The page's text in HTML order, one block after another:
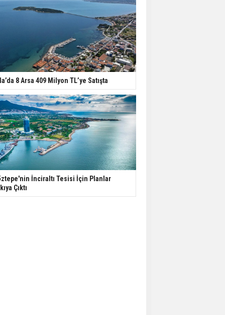
8 Arsa 409 Milyon TL’ye Satışta
İnciraltı Tesisi İçin Planlar
Çıktı